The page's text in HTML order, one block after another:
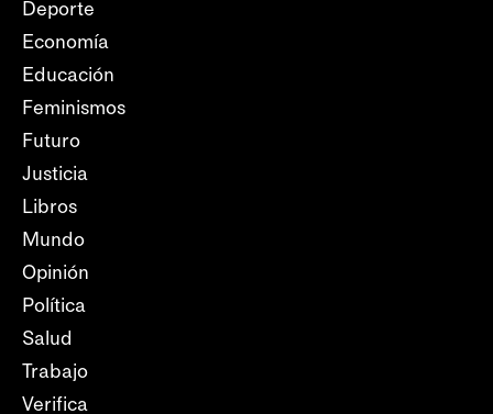
Deporte
Economía
Educación
Feminismos
Futuro
Justicia
Libros
Mundo
Opinión
Política
Salud
Trabajo
Verifica